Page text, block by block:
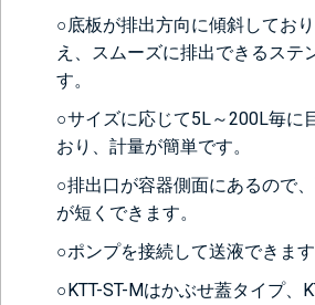
○底板が排出方向に傾斜してお
え、スムーズに排出できるステ
す。
○サイズに応じて5L～200L毎に
おり、計量が簡単です。
○排出口が容器側面にあるので
が短くできます。
○ポンプを接続して送液できます
○KTT-ST-Mはかぶせ蓋タイプ、